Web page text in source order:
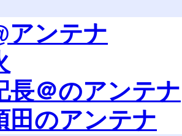
アンテナ
長＠のアンテナ
田のアンテナ